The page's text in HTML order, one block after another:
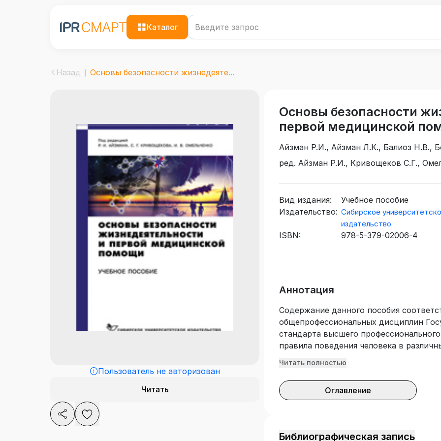
Каталог
Назад Основы безопасности жизнедеяте...
Пользователь не авторизован
Читать
Основы безопасности
первой медицинской
Айзман Р.И., Айзман Л.К., Балиоз Н.В.,
Добарина И.А., Жигарев О.Л., Ивочкин
Слинькова И.П., Ширшова В.М.,
ред. Айзман Р.И., Кривощеков С.Г.,
Вид издания:
Учебное пособие
Издательство: Сибирское
издательство
ISBN: 978-5-379-02006-4
Аннотация
Содержание данного пособия
общепрофессиональных дисциплин
стандарта высшего
правила поведения человека в
природного, техногенного,
также социально опасные явления,
от них. Освещаются вопросы
Читать полностью
Оглавление
Библиографическая запись